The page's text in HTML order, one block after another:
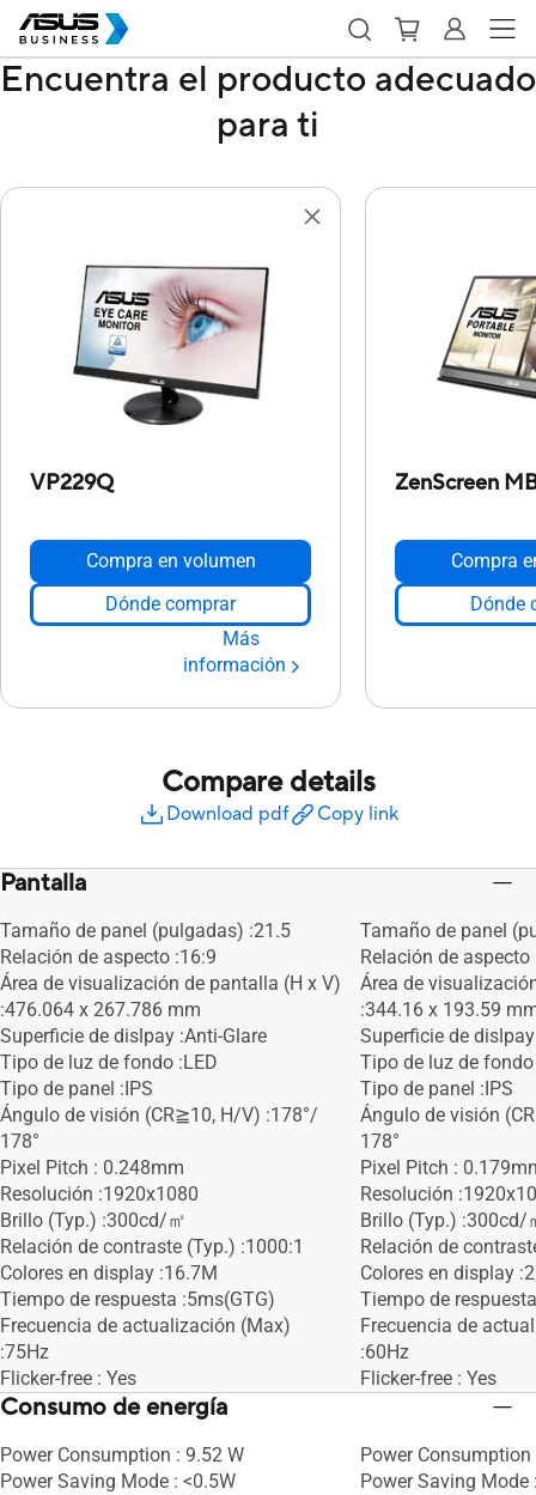
Encuentra el producto adecuado
para ti
VP229Q
Compra en volumen
Dónde comprar
Más
información
ZenScreen
Compra
Dónde
Compare details
Download pdf Copy link
Pantalla
Tamaño de panel (pulgadas) :21.5
Relación de aspecto :16:9
Área de visualización de pantalla (H x V)
:476.064 x 267.786 mm
Superficie de dislpay :Anti-Glare
Tipo de luz de fondo :LED
Tipo de panel :IPS
Ángulo de visión (CR≧10, H/V) :178°/
178°
Pixel Pitch : 0.248mm
Resolución :1920x1080
Brillo (Typ.) :300cd/㎡
Relación de contraste (Typ.) :1000:1
Colores en display :16.7M
Tiempo de respuesta :5ms(GTG)
Frecuencia de actualización (Max)
:75Hz
Flicker-free : Yes
Tamaño de panel
Relación de aspecto
Área de
:344.16 x 193.59
Superficie de
Tipo de luz de fondo
Tipo de panel :IPS
Ángulo de visión
178°
Pixel Pitch :
Resolución
Brillo (Typ.) :300cd/
Relación de
Colores en display
Tiempo de
Frecuencia de
:60Hz
Flicker-free : Yes
Consumo de energía
Power Consumption : 9.52 W
Power Saving Mode : <0.5W
Power Consumption
Power Saving Mode